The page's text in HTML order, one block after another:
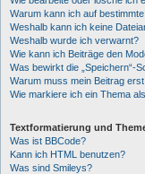
Warum kann ich auf
Weshalb kann ich keine
Weshalb wurde ich verwarnt?
Wie kann ich Beiträge den
Was bewirkt die „Speichern“-
Warum muss mein Beitrag
Wie markiere ich ein Thema
Textformatierung und
Was ist BBCode?
Kann ich HTML benutzen?
Was sind Smileys?